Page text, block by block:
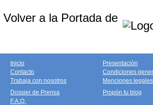
Volver a la Portada de
Inicio
Contacto
Trabaja con nosotros
Presentación
Condiciones
Menciones legales
Dossier de Prensa
F.A.Q.
Propón tu blog